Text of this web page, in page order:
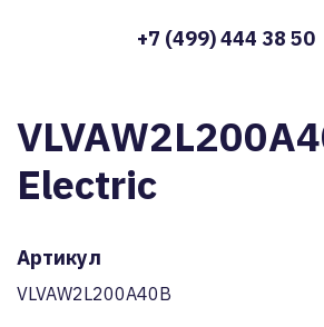
+7 (499) 444 38 50
Electric
Артикул
VLVAW2L200A40B